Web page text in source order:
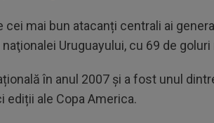
cei mai bun atacanți centrali ai
Uruguayului, cu 69 de
în anul 2007 și a fost unul
ediții ale Copa America.